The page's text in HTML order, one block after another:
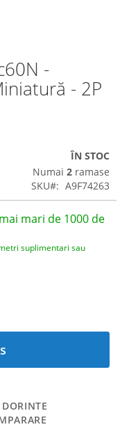
-
- 2P
ÎN STOC
Numai 2 ramase
SKU
A9F74263
mari de 1000 de
suplimentari sau